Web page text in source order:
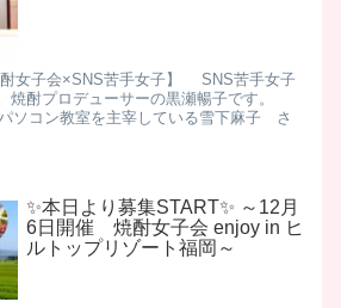
酎女子会×SNS苦手女子】 SNS苦手女子
酎プロデューサーの黒瀬暢子です。
ソコン教室を主宰している雪下麻子 さ
✨本日より募集START✨ ～12月
6日開催 焼酎女子会 enjoy in ヒ
ルトップリゾート福岡～